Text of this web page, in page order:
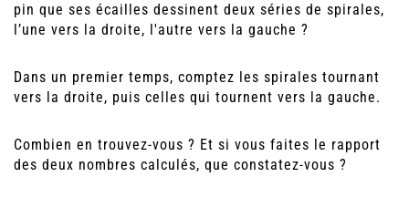
pin que ses écailles dessinent deux séries de spirales,
l’une vers la droite, l'autre vers la gauche ?
Dans un premier temps, comptez les spirales tournant
vers la droite, puis celles qui tournent vers la gauche.
Combien en trouvez-vous ? Et si vous faites le rapport
des deux nombres calculés, que constatez-vous ?